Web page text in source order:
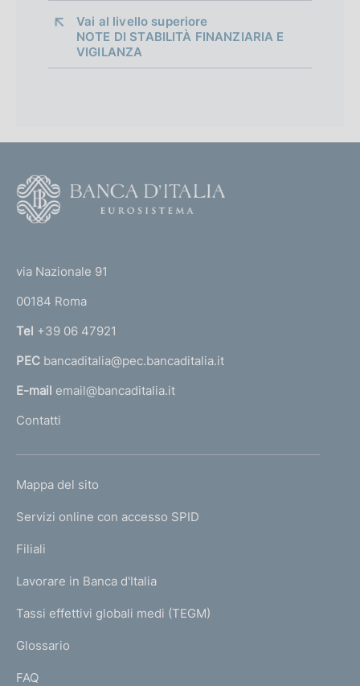
Vai al livello superiore
NOTE DI STABILITÀ FINANZIARIA E
VIGILANZA
r
n
a
l
'
m
e
a
g
via Nazionale 91
00184 Roma
Tel +39 06 47921
PEC bancaditalia@pec.bancaditalia.it
E-mail email@bancaditalia.it
Contatti
L
N
K
T
I
I
Mappa del sito
Servizi online con accesso SPID
Filiali
Lavorare in Banca d'Italia
Tassi effettivi globali medi (TEGM)
Glossario
FAQ